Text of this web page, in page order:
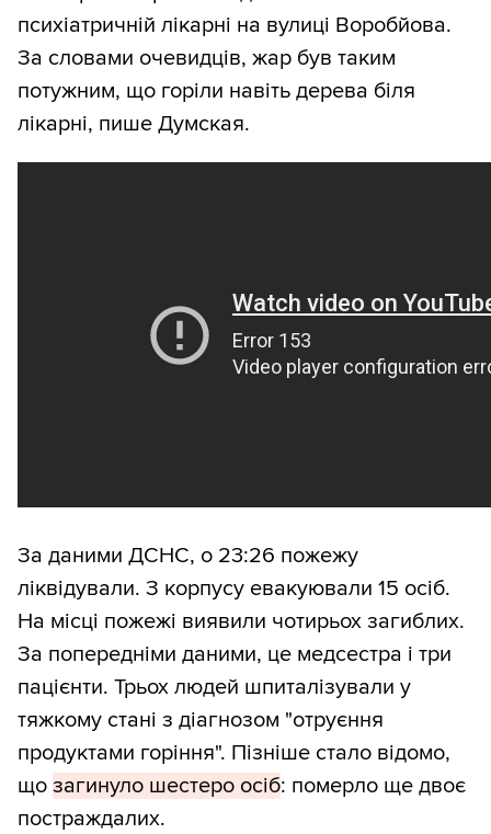
психіатричній лікарні на вулиці Воробйова.
За словами очевидців, жар був таким
потужним, що горіли навіть дерева біля
лікарні, пише Думская.
За даними ДСНС, о 23:26 пожежу
ліквідували. З корпусу евакуювали 15 осіб.
На місці пожежі виявили чотирьох загиблих.
За попередніми даними, це медсестра і три
пацієнти. Трьох людей шпиталізували у
тяжкому стані з діагнозом "отруєння
продуктами горіння". Пізніше стало відомо,
що загинуло шестеро осіб: померло ще двоє
постраждалих.